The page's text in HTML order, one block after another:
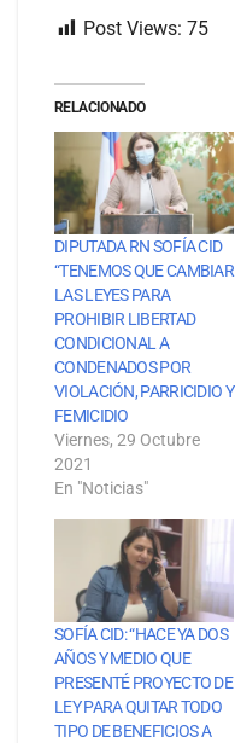
Post Views: 75
RELACIONADO
DIPUTADA RN SOFÍA CID
“TENEMOS QUE CAMBIAR
LAS LEYES PARA
PROHIBIR LIBERTAD
CONDICIONAL A
CONDENADOS POR
VIOLACIÓN, PARRICIDIO Y
FEMICIDIO
Viernes, 29 Octubre
2021
En "Noticias"
SOFÍA CID: “HACE YA DOS
AÑOS Y MEDIO QUE
PRESENTÉ PROYECTO DE
LEY PARA QUITAR TODO
TIPO DE BENEFICIOS A